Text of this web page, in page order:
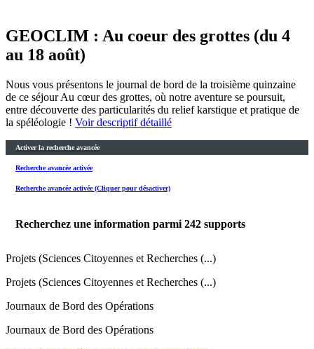
GEOCLIM : Au coeur des grottes (du 4
au 18 août)
Nous vous présentons le journal de bord de la troisième quinzaine
de ce séjour Au cœur des grottes, où notre aventure se poursuit,
entre découverte des particularités du relief karstique et pratique de
la spéléologie ! Voir descriptif détaillé
Activer la recherche avancée
Recherche avancée activée
Recherche avancée activée (Cliquer pour désactiver)
Recherchez une information parmi 242 supports
Projets (Sciences Citoyennes et Recherches (...)
Projets (Sciences Citoyennes et Recherches (...)
Journaux de Bord des Opérations
Journaux de Bord des Opérations